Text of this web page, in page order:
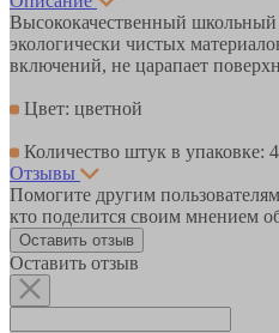
Высококачественный школьный
экологически чистых
включений, не царапает
Цвет: цветной
Количество штук в упаковке: 4
Отзывы
Помогите другим
кто поделится своим мнением
Оставить отзыв
Оставить отзыв